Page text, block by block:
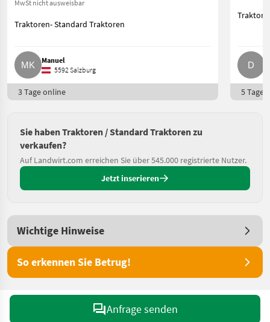
MwSt nicht ausweisbar
Traktoren- Standard Traktoren
Manuel
5592 Salzburg
3 Tage online 5 Tage
Sie haben Traktoren / Standard Traktoren zu
verkaufen?
Auf Landwirt.com erreichen Sie über 545.000 registrierte Nutzer.
Jetzt inserieren
Wichtige Hinweise
So erkennen Sie Betrug!
Anfrage senden